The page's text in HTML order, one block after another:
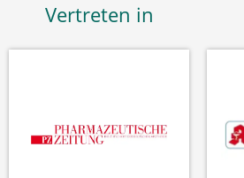
Vertreten in